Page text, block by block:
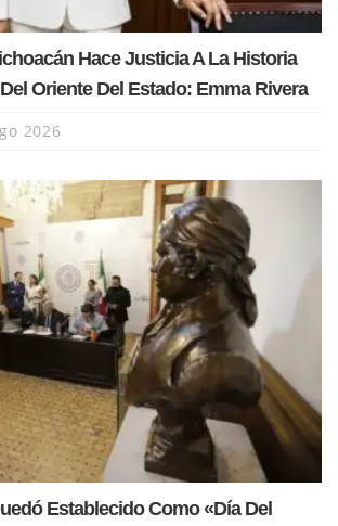
Hace Justicia A La Historia
Oriente Del Estado: Emma Rivera
2026
Establecido Como «Día Del